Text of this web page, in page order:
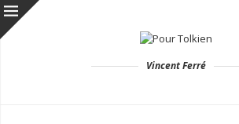
Vincent Ferré